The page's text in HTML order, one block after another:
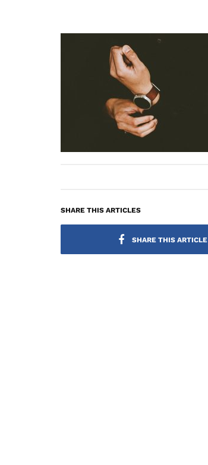
SHARE THIS ARTICLES
SHARE THIS ARTICLE